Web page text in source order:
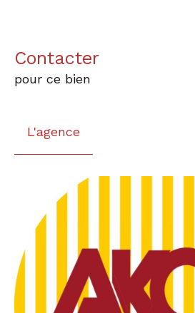
Contacter
pour ce bien
L'agence